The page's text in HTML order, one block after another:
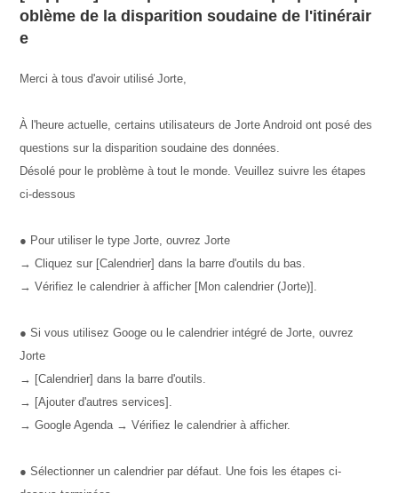
oblème de la disparition soudaine de l'itinérair
e
Merci à tous d'avoir utilisé Jorte,
À l'heure actuelle, certains utilisateurs de Jorte Android ont posé des
questions sur la disparition soudaine des données.
Désolé pour le problème à tout le monde. Veuillez suivre les étapes
ci-dessous
● Pour utiliser le type Jorte, ouvrez Jorte
→ Cliquez sur [Calendrier] dans la barre d'outils du bas.
→ Vérifiez le calendrier à afficher [Mon calendrier (Jorte)].
● Si vous utilisez Googe ou le calendrier intégré de Jorte, ouvrez
Jorte
→ [Calendrier] dans la barre d'outils.
→ [Ajouter d'autres services].
→ Google Agenda → Vérifiez le calendrier à afficher.
● Sélectionner un calendrier par défaut. Une fois les étapes ci-